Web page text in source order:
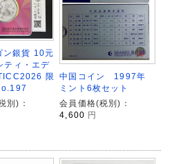
ン銀貨 10元
ティ・エデ
限
別)：
中国コイン 1997年
ミント6枚セット
会員価格(税別)：
4,600 円